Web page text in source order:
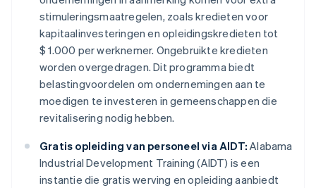
stimuleringsmaatregelen, zoals kredieten voor
kapitaalinvesteringen en opleidingskredieten tot
$ 1.000 per werknemer. Ongebruikte kredieten
worden overgedragen. Dit programma biedt
belastingvoordelen om ondernemingen aan te
moedigen te investeren in gemeenschappen die
revitalisering nodig hebben.
Gratis opleiding van personeel via AIDT: Alabama
Industrial Development Training (AIDT) is een
instantie die gratis werving en opleiding aanbiedt